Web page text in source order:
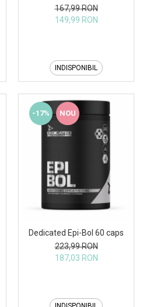
167,99 RON
149,99 RON
INDISPONIBIL
-17% NOU
Dedicated Epi-Bol 60 caps
223,99 RON
187,03 RON